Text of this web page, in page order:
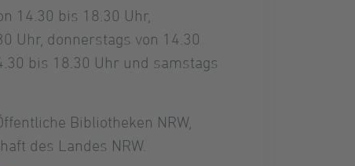
14.30 bis 18.30 Uhr,
Uhr, donnerstags von 14.30
bis 18.30 Uhr und samstags
Bibliotheken NRW,
des Landes NRW.